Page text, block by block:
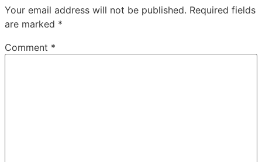
Your email address will not be published. Required fields
are marked *
Comment *